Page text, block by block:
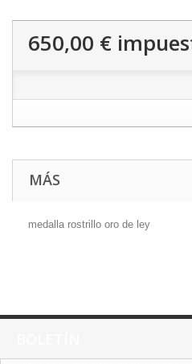
650,00 €
MÁS
medalla rostrillo oro de ley